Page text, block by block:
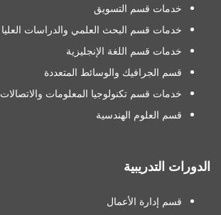
خدمات قسم التسويق
خدمات قسم البحث العلمي والدراسات العليا
خدمات قسم اللغة الإنجليزية
قسم الجرافيك والوسائط المتعددة
خدمات قسم تكنولوجيا المعلومات والاتصالات
قسم العلوم الهندسية
الدورات التدريبية
قسم إدارة الأعمال